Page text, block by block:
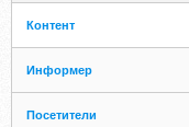
Контент
Информер
Посетители